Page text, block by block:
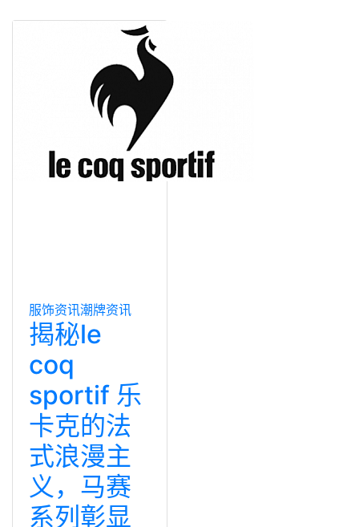
服饰资讯潮牌资讯
揭秘le
coq
sportif 乐
卡克的法
式浪漫主
义，马赛
系列彰显